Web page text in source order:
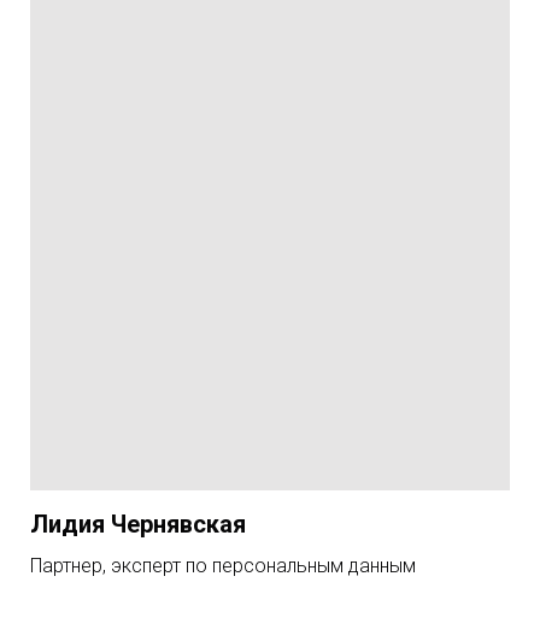
Лидия Чернявская
Партнер, эксперт по персональным данным